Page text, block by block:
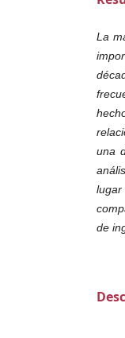
La
una
de